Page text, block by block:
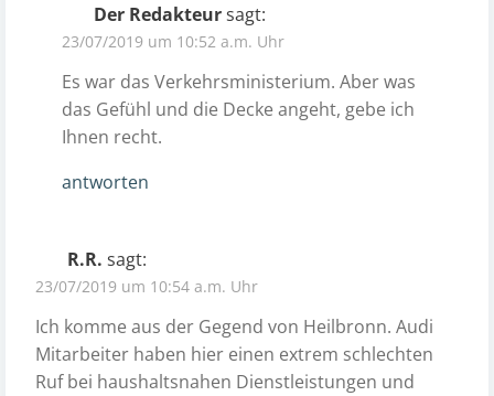
Der Redakteursagt:
23/07/2019 um 10:52 a.m. Uhr
Es war das Verkehrsministerium. Aber was
das Gefühl und die Decke angeht, gebe ich
Ihnen recht.
antworten
R.R. sagt:
23/07/2019 um 10:54 a.m. Uhr
Ich komme aus der Gegend von Heilbronn. Audi
Mitarbeiter haben hier einen extrem schlechten
Ruf bei haushaltsnahen Dienstleistungen und